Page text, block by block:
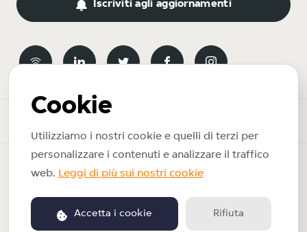
Iscriviti agli aggiornamenti
Informativa sulla privacy
Cookie
Utilizziamo i nostri cookie e quelli di terzi per
personalizzare i contenuti e analizzare il traffico
web. Leggi di più sui nostri cookie
Accetta i cookie Rifiuta